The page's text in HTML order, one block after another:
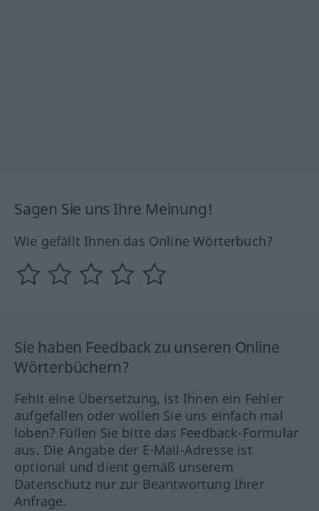
Sagen Sie uns Ihre Meinung!
Wie gefällt Ihnen das Online Wörterbuch?
Sie haben Feedback zu unseren Online
Wörterbüchern?
Fehlt eine Übersetzung, ist Ihnen ein Fehler
aufgefallen oder wollen Sie uns einfach mal
loben? Füllen Sie bitte das Feedback-Formular
aus. Die Angabe der E-Mail-Adresse ist
optional und dient gemäß unserem
Datenschutz nur zur Beantwortung Ihrer
Anfrage.